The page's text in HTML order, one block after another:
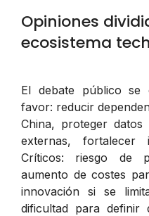
Opiniones
ecosistema tech
El debate público se
favor: reducir
China, proteger datos
externas, fortalecer
Críticos: riesgo de
aumento de costes
innovación si se
dificultad para definir